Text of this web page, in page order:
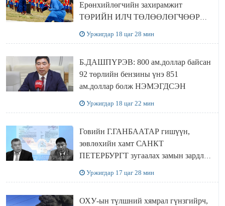
Ерөнхийлөгчийн захирамжит
ТӨРИЙН ИЛЧ ТӨЛӨӨЛӨГЧӨӨР
Уржигдар 18 цаг 28 мин
Б.ДАШПҮРЭВ: 800 ам.доллар байсан
92 төрлийн бензины үнэ 851
ам.доллар болж НЭМЭГДСЭН
Уржигдар 18 цаг 22 мин
Говийн Г.ГАНБААТАР гишүүн,
зөвлөхийн хамт САНКТ
ПЕТЕРБУРГТ зугаалах замын зардлаа
Уржигдар 17 цаг 28 мин
ОХУ-ын түлшний хямрал гүнзгийрч,